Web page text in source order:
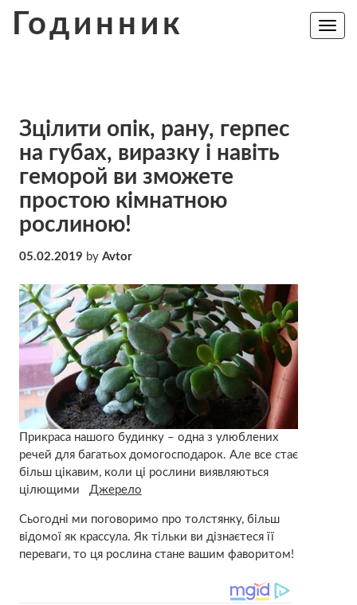
Годинник
Toggle
Зцілити опік, рану, герпес
на губах, виразку і навіть
геморой ви зможете
простою кімнатною
рослиною!
05.02.2019 by Avtor
Прикраса нашого будинку – одна з улюблених
речей для багатьох домогосподарок. Але все стає
більш цікавим, коли ці рослини виявляються
цілющими Джерело
Сьогодні ми поговоримо про толстянку, більш
відомої як крассула. Як тільки ви дізнаєтеся її
переваги, то ця рослина стане вашим фаворитом!